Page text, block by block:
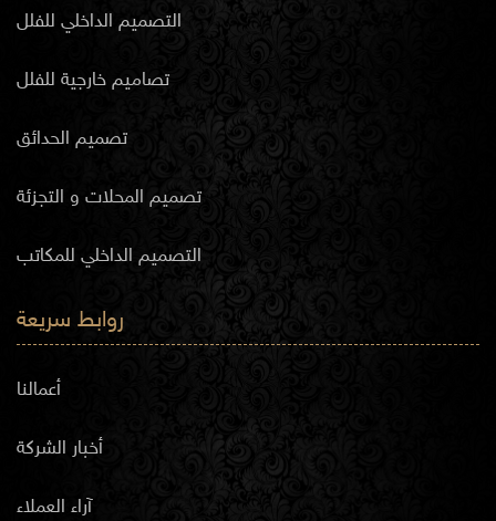
التصميم الداخلي للفلل
تصاميم خارجية للفلل
تصميم الحدائق
تصميم المحلات و التجزئة
التصميم الداخلي للمكاتب
روابط سريعة
أعمالنا
أخبار الشركة
آراء العملاء